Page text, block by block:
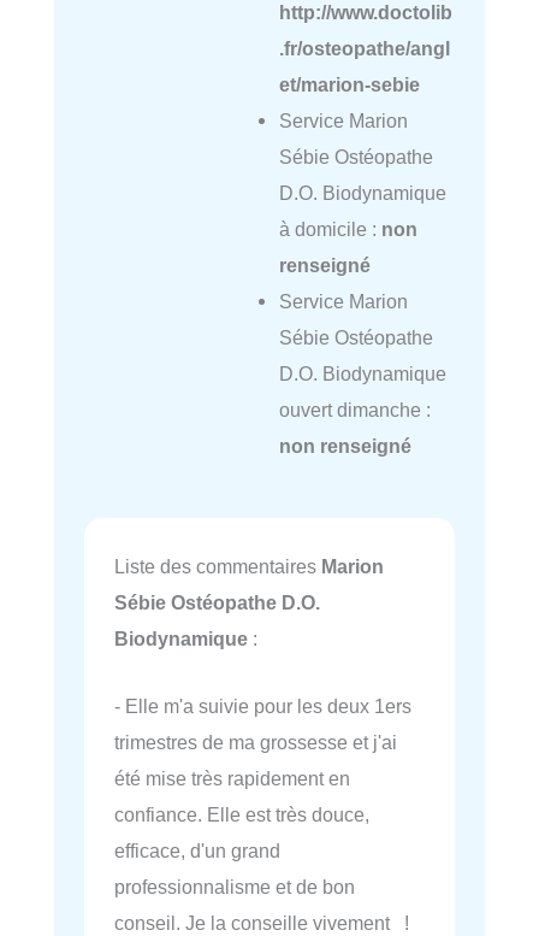
http://www.doctolib
.fr/osteopathe/angl
et/marion-sebie
Service Marion
Sébie Ostéopathe
D.O. Biodynamique
à domicile : non
renseigné
Service Marion
Sébie Ostéopathe
D.O. Biodynamique
ouvert dimanche :
non renseigné
Liste des commentaires Marion
Sébie Ostéopathe D.O.
Biodynamique :
- Elle m'a suivie pour les deux 1ers
trimestres de ma grossesse et j'ai
été mise très rapidement en
confiance. Elle est très douce,
efficace, d'un grand
professionnalisme et de bon
conseil. Je la conseille vivement !